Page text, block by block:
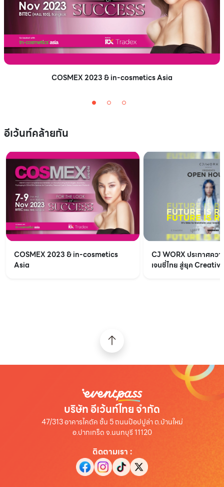
COSMEX 2023 & in-cosmetics Asia
อีเว้นท์คล้ายกัน
COSMEX 2023 & in-cosmetics
Asia
CJ WORX ประกาศคว
เจนซี่ไทย สู่ยุค
บริษัท อีเว้นท์ไทย จำกัด
47/313 อาคารไคตัค ชั้น 5 ถนนป๊อปปูล่า ต.บ้านใหม่
อ.ปากเกร็ด จ.นนทบุรี 11120
ติดตามเรา :